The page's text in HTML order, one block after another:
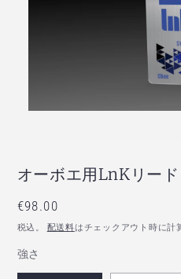
オーボエ用LnKリー
通常価格
€98.00
税込。 配送料はチェックアウト時に計
強さ